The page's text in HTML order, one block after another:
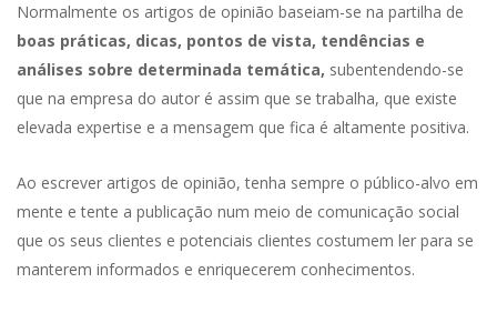
Normalmente os artigos de opinião baseiam-se na partilha de
boas práticas, dicas, pontos de vista, tendências e
análises sobre determinada temática, subentendendo-se
que na empresa do autor é assim que se trabalha, que existe
elevada expertise e a mensagem que fica é altamente positiva.
Ao escrever artigos de opinião, tenha sempre o público-alvo em
mente e tente a publicação num meio de comunicação social
que os seus clientes e potenciais clientes costumem ler para se
manterem informados e enriquecerem conhecimentos.